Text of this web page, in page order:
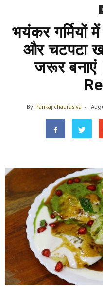
भयंकर गर्मियों
और चटपटा
जरूर
By Pankaj chaurasiya -